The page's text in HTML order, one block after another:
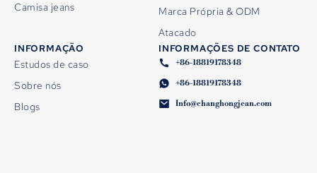
Camisa jeans
Marca Própria & ODM
Atacado
INFORMAÇÃO
Estudos de caso
Sobre nós
Blogs
INFORMAÇÕES DE CONTATO
+86-18819178348
+86-18819178348
Info@changhongjean.com